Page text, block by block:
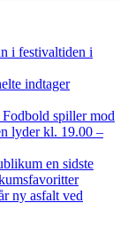
i festivaltiden i
indtager
spiller mod
lyder kl. 19.00 –
en sidste
ny asfalt ved